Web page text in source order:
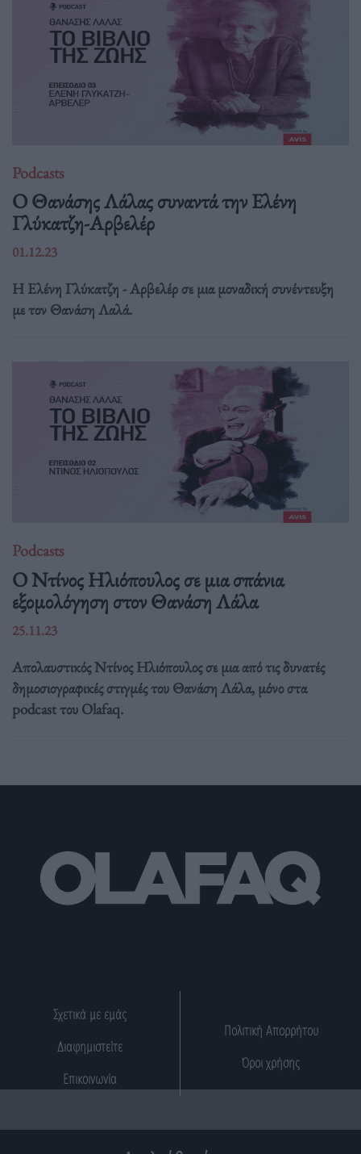
Podcasts
O Θανάσης Λάλας συναντά την Ελένη
Γλύκατζη-Αρβελέρ
01.12.23
H Ελένη Γλύκατζη - Αρβελέρ σε μια μοναδική συνέντευξη
με τον Θανάση Λαλά.
Podcasts
Ο Ντίνος Ηλιόπουλος σε μια σπάνια
εξομολόγηση στον Θανάση Λάλα
25.11.23
Απολαυστικός Ντίνος Ηλιόπουλος σε μια από τις δυνατές
δημοσιογραφικές στιγμές του Θανάση Λάλα, μόνο στα
podcast του Olafaq.
Σχετικά με εμάς
Διαφημιστείτε
Επικοινωνία
Πολιτική Απορρήτου
Όροι χρήσης